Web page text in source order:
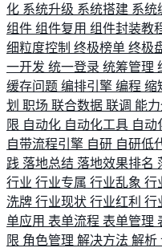
化 系统升级 系统搭建 系统
组件 组件复用 组件封装教
细粒度控制 终极榜单 终极
一开发 统一登录 统筹管理
缓存问题 编排引擎 编程 缩
划 职场 联合数据 联调 能
限 自动化 自动化工具 自动
自带流程引擎 自研 自研低
践 落地总结 落地效果排名
行业 行业专属 行业乱象 行
洗牌 行业现状 行业红利 行
单应用 表单流程 表单管理
限 角色管理 解决方法 解析